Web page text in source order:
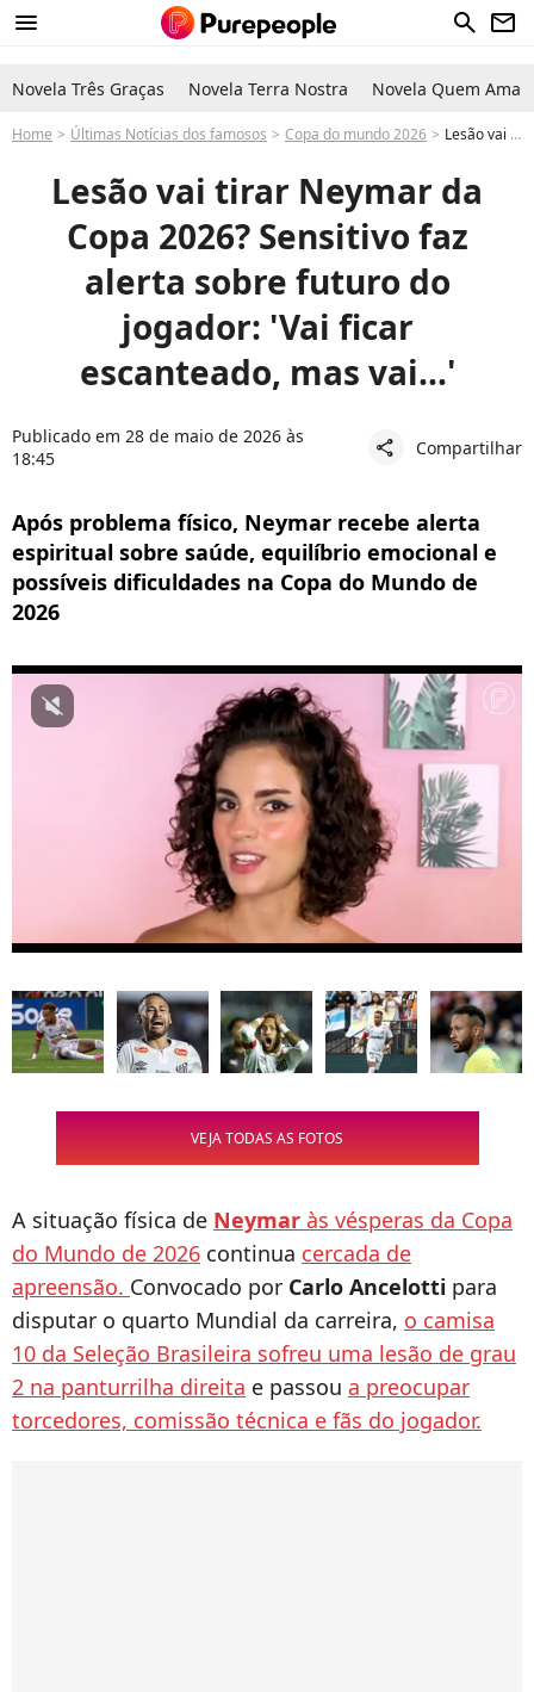
menu search newsletter
Novela Três Graças Novela Terra Nostra Novela Quem Ama
Home Últimas Notícias dos famosos Copa do mundo 2026 Lesão vai tirar Neymar da Copa 2026? Sensitivo faz alerta sobre futuro do jogador: 'Vai ficar escanteado, mas vai...'
Lesão vai tirar Neymar da
Copa 2026? Sensitivo faz
alerta sobre futuro do
jogador: 'Vai ficar
escanteado, mas vai...'
Publicado em 28 de maio de 2026 às
18:45
share Compartilhar
Após problema físico, Neymar recebe alerta
espiritual sobre saúde, equilíbrio emocional e
possíveis dificuldades na Copa do Mundo de
2026
VEJA TODAS AS FOTOS
A situação física de Neymar às vésperas da Copa
do Mundo de 2026 continua cercada de
apreensão. Convocado por Carlo Ancelotti para
disputar o quarto Mundial da carreira, o camisa
10 da Seleção Brasileira sofreu uma lesão de grau
2 na panturrilha direita e passou a preocupar
torcedores, comissão técnica e fãs do jogador.